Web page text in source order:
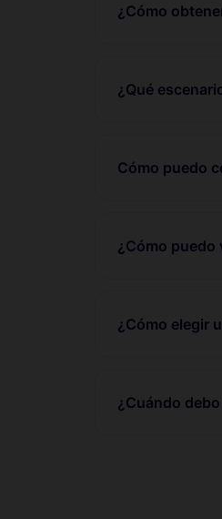
¿Cómo
¿Qué
Cómo puedo
¿Cómo puedo
¿Cómo elegir
¿Cuándo